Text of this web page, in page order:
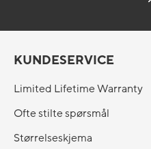
KUNDESERVICE
Limited Lifetime Warranty
Ofte stilte spørsmål
Størrelseskjema